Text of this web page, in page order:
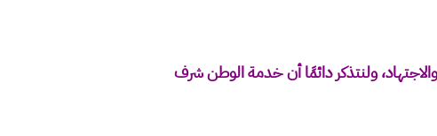
ولنتذكر دائمًا أن خدمة الوطن شرف